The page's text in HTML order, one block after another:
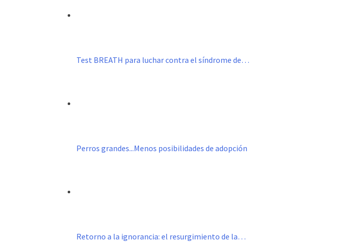
Test BREATH para luchar contra el síndrome de…
Perros grandes...Menos posibilidades de adopción
Retorno a la ignorancia: el resurgimiento de la…